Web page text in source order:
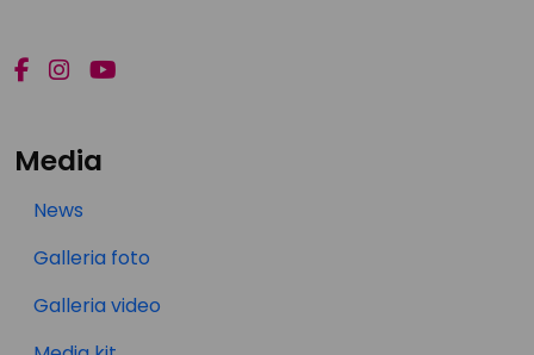
Media
News
Galleria foto
Galleria video